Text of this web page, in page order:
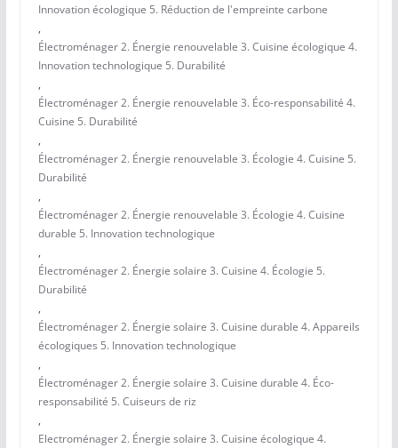
Innovation écologique 5. Réduction de l'empreinte carbone
,
Électroménager 2. Énergie renouvelable 3. Cuisine écologique 4.
Innovation technologique 5. Durabilité
,
Électroménager 2. Énergie renouvelable 3. Éco-responsabilité 4.
Cuisine 5. Durabilité
,
Électroménager 2. Énergie renouvelable 3. Écologie 4. Cuisine 5.
Durabilité
,
Électroménager 2. Énergie renouvelable 3. Écologie 4. Cuisine
durable 5. Innovation technologique
,
Électroménager 2. Énergie solaire 3. Cuisine 4. Écologie 5.
Durabilité
,
Électroménager 2. Énergie solaire 3. Cuisine durable 4. Appareils
écologiques 5. Innovation technologique
,
Électroménager 2. Énergie solaire 3. Cuisine durable 4. Éco-
responsabilité 5. Cuiseurs de riz
,
Electroménager 2. Énergie solaire 3. Cuisine écologique 4.